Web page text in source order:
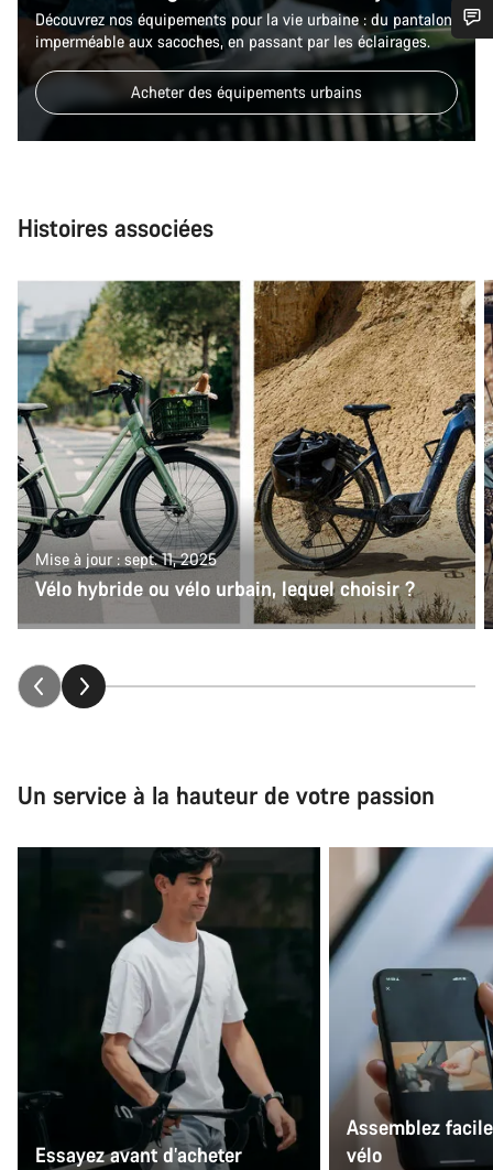
Découvrez nos équipements pour la vie urbaine : du pantalon
imperméable aux sacoches, en passant par les éclairages.
Acheter des équipements urbains
Histoires associées
Mise à jour : sept. 11, 2025
Vélo hybride ou vélo urbain, lequel choisir ?
Un service à la hauteur de votre passion
Essayez avant d’acheter
Assemblez
vélo
Besoin d’aide ?
Nos experts du service client vous attendent pour
répondre à vos questions.